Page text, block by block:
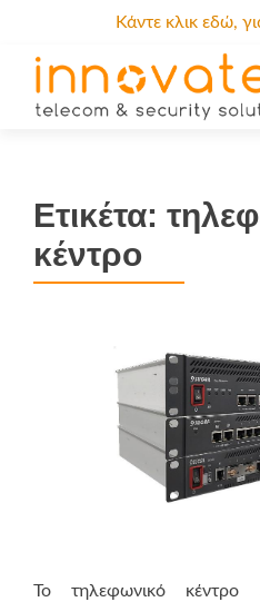
Κάντε κλικ εδώ,
Ετικέτα:
κέντρο
Το τηλεφωνικό κέντρο